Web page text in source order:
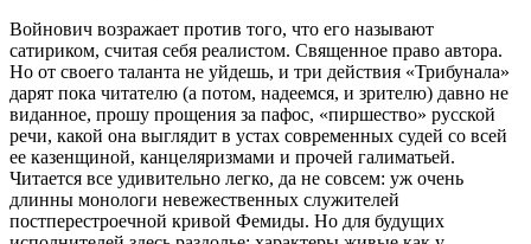
Войнович возражает против того, что его называют
сатириком, считая себя реалистом. Священное право автора.
Но от своего таланта не уйдешь, и три действия «Трибунала»
дарят пока читателю (а потом, надеемся, и зрителю) давно не
виданное, прошу прощения за пафос, «пиршество» русской
речи, какой она выглядит в устах современных судей со всей
ее казенщиной, канцеляризмами и прочей галиматьей.
Читается все удивительно легко, да не совсем: уж очень
длинны монологи невежественных служителей
постперестроечной кривой Фемиды. Но для будущих